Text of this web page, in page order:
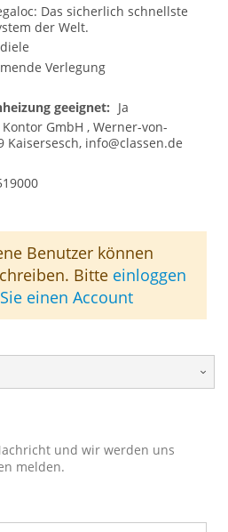
Das sicherlich schnellste
der Welt.
Verlegung
Ja
Kontor GmbH , Werner-von-
Kaisersesch, info@classen.de
Benutzer können
Bitte einloggen
einen Account
und wir werden uns
melden.